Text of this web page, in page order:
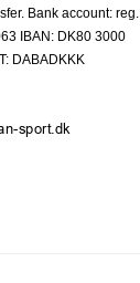
Bank account: reg.
IBAN: DK80 3000
DABADKKK